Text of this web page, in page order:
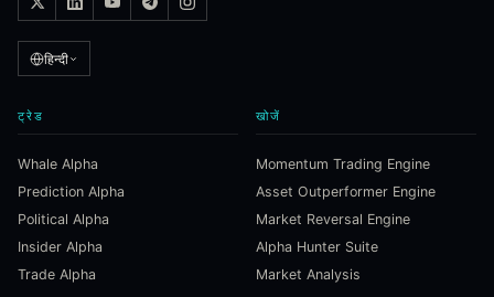
हिन्दी
ट्रेड
Whale Alpha
Prediction Alpha
Political Alpha
Insider Alpha
Trade Alpha
खोजें
Momentum Trading Engine
Asset Outperformer Engine
Market Reversal Engine
Alpha Hunter Suite
Market Analysis